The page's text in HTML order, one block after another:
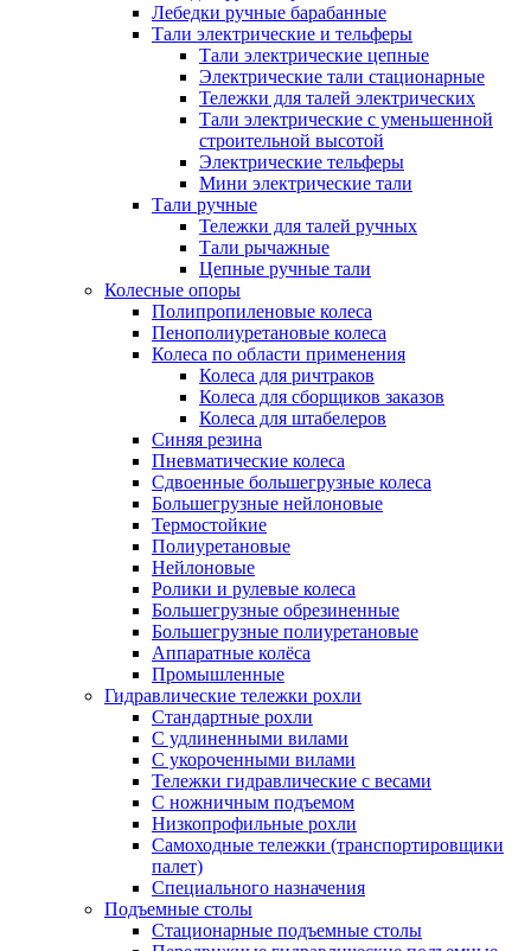
Лебедки ручные барабанные
Тали электрические и тельферы
Тали электрические цепные
Электрические тали стационарные
Тележки для талей электрических
Тали электрические с уменьшенной
строительной высотой
Электрические тельферы
Мини электрические тали
Тали ручные
Тележки для талей ручных
Тали рычажные
Цепные ручные тали
Колесные опоры
Полипропиленовые колеса
Пенополиуретановые колеса
Колеса по области применения
Колеса для ричтраков
Колеса для сборщиков заказов
Колеса для штабелеров
Синяя резина
Пневматические колеса
Сдвоенные большегрузные колеса
Большегрузные нейлоновые
Термостойкие
Полиуретановые
Нейлоновые
Ролики и рулевые колеса
Большегрузные обрезиненные
Большегрузные полиуретановые
Аппаратные колёса
Промышленные
Гидравлические тележки рохли
Стандартные рохли
С удлиненными вилами
С укороченными вилами
Тележки гидравлические с весами
С ножничным подъемом
Низкопрофильные рохли
Самоходные тележки (транспортировщики
палет)
Специального назначения
Подъемные столы
Стационарные подъемные столы